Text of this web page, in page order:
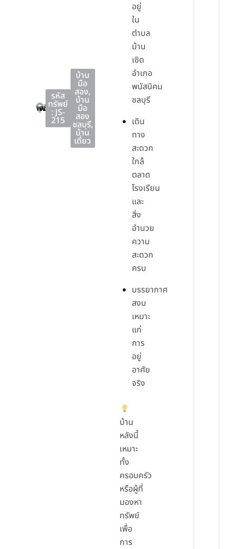
พนัสนิคม
พนัสนิคม
ชลบุรี
รหัส
ทรัพย์
: JS-
215
บ้าน
มือ
สอง,
บ้าน
มือ
สอง
ชลบุรี,
บ้าน
เดี่ยว
อยู่
ใน
ตำบล
บ้าน
เซิด
อำเภอ
พนัสนิคม
ชลบุรี
เดิน
ทาง
สะดวก
ใกล้
ตลาด
โรงเรียน
และ
สิ่ง
อำนวย
ความ
สะดวก
ครบ
บรรยากาศ
สงบ
เหมาะ
แก่
การ
อยู่
อาศัย
จริง
บ้าน
หลังนี้
เหมาะ
ทั้ง
ครอบครัว
หรือผู้ที่
มองหา
ทรัพย์
เพื่อ
การ